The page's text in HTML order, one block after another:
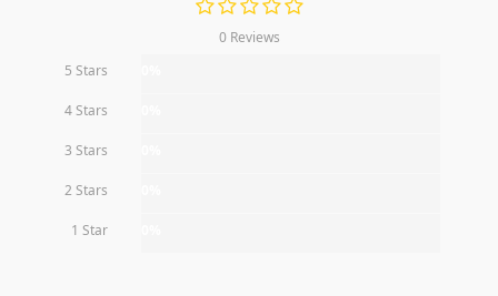
0 Reviews
5 Stars
4 Stars
3 Stars
2 Stars
1 Star